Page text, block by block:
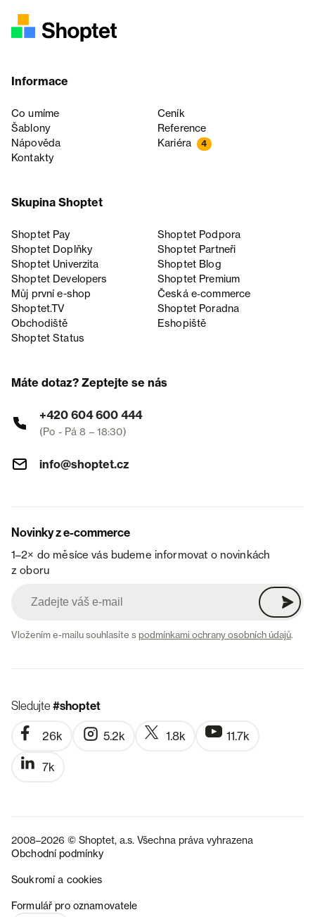
Informace
Co umíme
Ceník
Šablony
Reference
Nápověda
Kariéra 4
Kontakty
Skupina Shoptet
Shoptet Pay
Shoptet Podpora
Shoptet Doplňky
Shoptet Partneři
Shoptet Univerzita
Shoptet Blog
Shoptet Developers
Shoptet Premium
Můj první e-shop
Česká e‑commerce
Shoptet.TV
Shoptet Poradna
Obchodiště
Eshopiště
Shoptet Status
Máte dotaz? Zeptejte se nás
+420 604 600 444
(Po - Pá 8 – 18:30)
info@shoptet.cz
Novinky z e-commerce
1–2× do měsíce vás budeme informovat o novinkách
z oboru
Vložením e-mailu souhlasíte spodmínkami ochrany osobních údajů.
Sledujte#shoptet
26k 5.2k 1.8k 11.7k
7k
2008–2026 © Shoptet, a.s. Všechna práva vyhrazena
Obchodní podmínky
Soukromí a cookies
Formulář pro oznamovatele